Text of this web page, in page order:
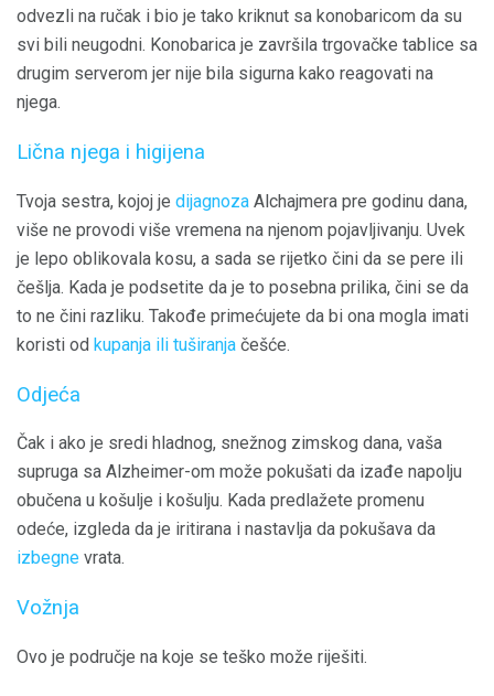
odvezli na ručak i bio je tako kriknut sa konobaricom da su
svi bili neugodni. Konobarica je završila trgovačke tablice sa
drugim serverom jer nije bila sigurna kako reagovati na
njega.
Lična njega i higijena
Tvoja sestra, kojoj je dijagnoza Alchajmera pre godinu dana,
više ne provodi više vremena na njenom pojavljivanju. Uvek
je lepo oblikovala kosu, a sada se rijetko čini da se pere ili
češlja. Kada je podsetite da je to posebna prilika, čini se da
to ne čini razliku. Takođe primećujete da bi ona mogla imati
koristi od kupanja ili tuširanja češće.
Odjeća
Čak i ako je sredi hladnog, snežnog zimskog dana, vaša
supruga sa Alzheimer-om može pokušati da izađe napolju
obučena u košulje i košulju. Kada predlažete promenu
odeće, izgleda da je iritirana i nastavlja da pokušava da
izbegne vrata.
Vožnja
Ovo je područje na koje se teško može riješiti.